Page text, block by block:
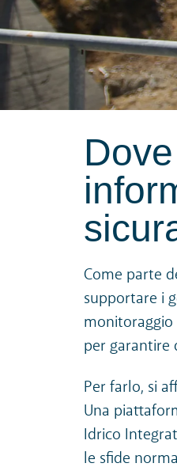
Come parte
supportare i
per garantire
Per farlo, si
Una
Idrico
le sfide